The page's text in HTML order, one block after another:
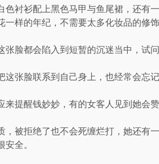
色衬衫配上黑色马甲与鱼尾裙，还有
样的年纪，不需要太多化妆品的修
张脸都会陷入到短暂的沉迷当中，试
张脸联系到自己身上，也经常会忘
来提醒钱妙妙，有的女客人见到她会
，被拒绝了也不会死缠烂打，她还有
全。